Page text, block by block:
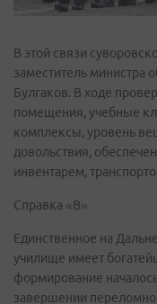
В этой связи
заместитель министра
Булгаков. В ходе
помещения, учебные
комплексы, уровень
довольствия,
инвентарем,
Справка «В»
Единственное на
училище имеет
формирование
завершении